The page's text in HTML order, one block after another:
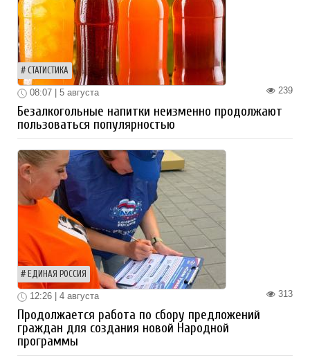
СТАТИСТИКА
239
08:07 | 5 августа
Безалкогольные напитки неизменно продолжают
пользоваться популярностью
ЕДИНАЯ РОССИЯ
313
12:26 | 4 августа
Продолжается работа по сбору предложений
граждан для создания новой Народной
программы